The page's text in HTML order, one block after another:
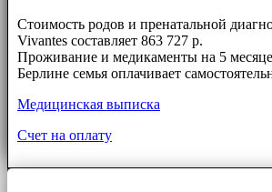
Стоимость родов и пренатальной
Vivantes составляет 863 727 р.
Проживание и медикаменты на 5
Берлине семья оплачивает
Медицинская выписка
Счет на оплату